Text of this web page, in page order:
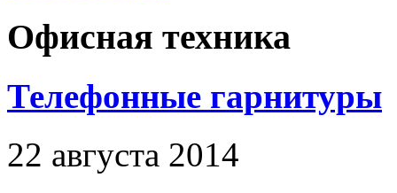
Офисная техника
Телефонные гарнитуры
22 августа 2014